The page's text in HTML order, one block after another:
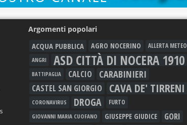
Argomenti popolari
ACQUA PUBBLICA AGRO NOCERINO
ALLERTA METEO
ANGRI
ASD CITTÀ DI NOCERA 1910
BATTIPAGLIA CALCIO CARABINIERI
CASTEL SAN GIORGIO CAVA DE' TIRRENI
CORONAVIRUS DROGA FURTO
GIOVANNI MARIA CUOFANO GIUSEPPE GIUDICE GORI